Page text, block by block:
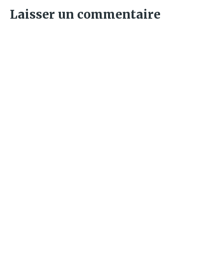
Laisser un commentaire